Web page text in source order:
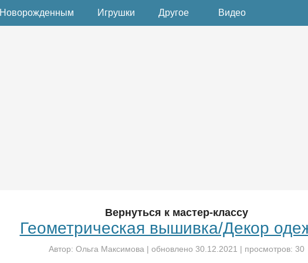
Новорожденным Игрушки Другое Видео
Вернуться к мастер-классу
Геометрическая вышивка/Декор
Автор: Ольга Максимова | обновлено 30.12.2021 | просмотров: 30